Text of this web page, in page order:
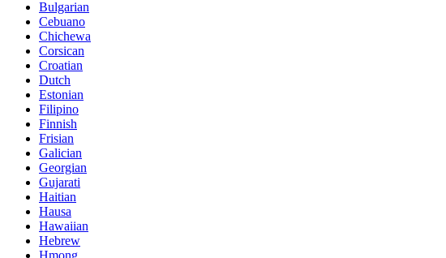
Bulgarian
Cebuano
Chichewa
Corsican
Croatian
Dutch
Estonian
Filipino
Finnish
Frisian
Galician
Georgian
Gujarati
Haitian
Hausa
Hawaiian
Hebrew
Hmong